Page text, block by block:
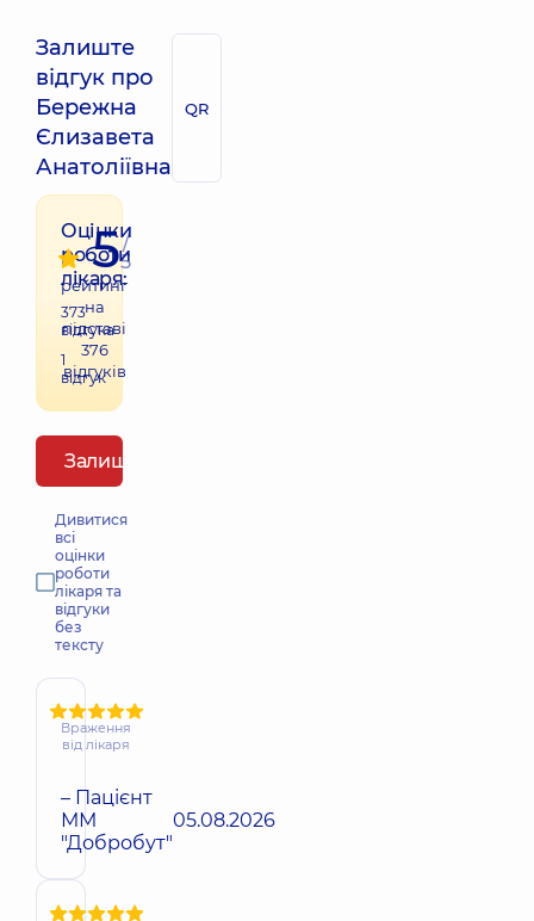
Залиште
відгук про
Бережна
Єлизавета
Анатоліївна
QR
Оцінки
роботи
лікаря:
373
відгука
1
відгук
5/
5
рейтинг
на
підставі
376
відгуків
Залишити відгук
Дивитися
всі
оцінки
роботи
лікаря та
відгуки
без
тексту
Враження
від лікаря
– Пацієнт
ММ
"Добробут"
05.08.2026